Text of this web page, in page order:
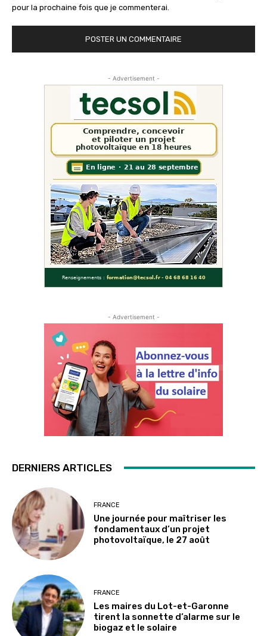
pour la prochaine fois que je commenterai.
- Advertisement -
- Advertisement -
DERNIERS ARTICLES
FRANCE
Une journée pour maîtriser les
fondamentaux d’un projet
photovoltaïque, le 27 août
FRANCE
Les maires du Lot-et-Garonne
tirent la sonnette d’alarme sur le
biogaz et le solaire